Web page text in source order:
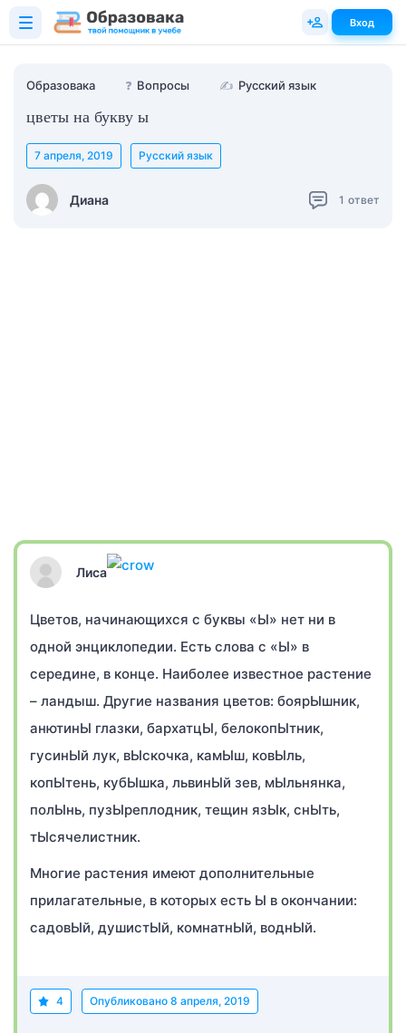
Образовака ❓ Вопросы ✍ Русский язык
цветы на букву ы
Диана
7 апреля, 2019 Русский язык
1 ответ
Лиса
Цветов, начинающихся с буквы «Ы» нет ни в
одной энциклопедии. Есть слова с «Ы» в
середине, в конце. Наиболее известное растение
– ландыш. Другие названия цветов: боярЫшник,
анютинЫ глазки, бархатцЫ, белокопЫтник,
гусинЫй лук, вЫскочка, камЫш, ковЫль,
копЫтень, кубЫшка, львинЫй зев, мЫльнянка,
полЫнь, пузЫреплодник, тещин язЫк, снЫть,
тЫсячелистник.
Многие растения имеют дополнительные
прилагательные, в которых есть Ы в окончании:
садовЫй, душистЫй, комнатнЫй, воднЫй.
4 Опубликовано 8 апреля, 2019
Вход